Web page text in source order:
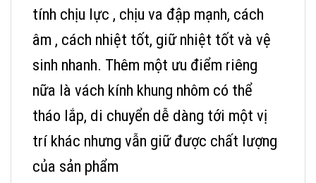
tính chịu lực , chịu va đập mạnh, cách
âm , cách nhiệt tốt, giữ nhiệt tốt và vệ
sinh nhanh. Thêm một ưu điểm riêng
nữa là vách kính khung nhôm có thể
tháo lắp, di chuyển dễ dàng tới một vị
trí khác nhưng vẫn giữ được chất lượng
của sản phẩm